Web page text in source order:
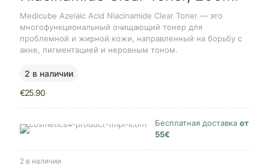
Medicube Azelaic Acid Niacinamide Clear Toner — это
многофункциональный очищающий тонер для
проблемной и жирной кожи, направленный на борьбу с
акне, пигментацией и неровным тоном.
2 в наличии
€25.90
Бесплатная доставка от
55€
2 в наличии